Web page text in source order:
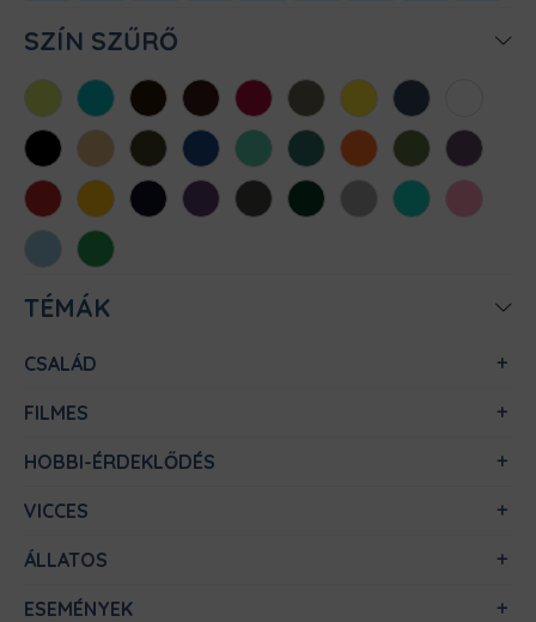
SZÍN SZŰRŐ
AlmazöldAtollkékBarnaBordóChili Cink Citromsárga
Denim
FeketeHomokKhaki KirálykékMentaMéregzöld
NarancsOliva Padlizsán
Piros SárgaSötétkékSötétlilaSötétszürke
SötétzöldSportszürke
Türkiz
Világos
rózsaszín
Világoskék
Zöld
TÉMÁK
CSALÁD
FILMES
HOBBI-ÉRDEKLŐDÉS
VICCES
ÁLLATOS
ESEMÉNYEK